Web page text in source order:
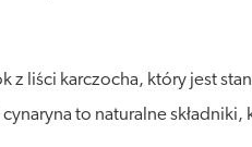
z liści karczocha, który jest
to naturalne